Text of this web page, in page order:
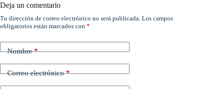
Deja un comentario
Tu dirección de correo electrónico no será publicada. Los campos
obligatorios están marcados con *
Nombre*
Correo electrónico*